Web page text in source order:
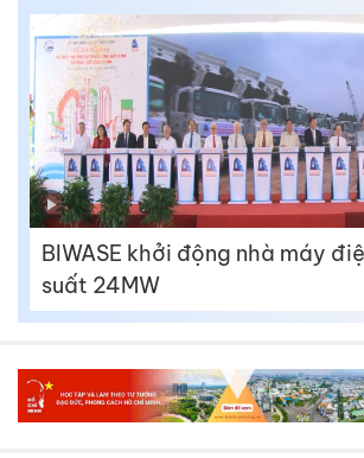
BIWASE khởi động nhà máy
suất 24MW